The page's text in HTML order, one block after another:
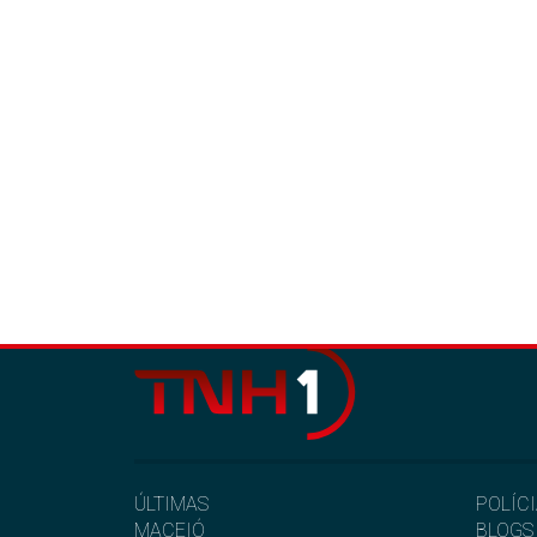
ÚLTIMAS
MACEIÓ
BLOGS